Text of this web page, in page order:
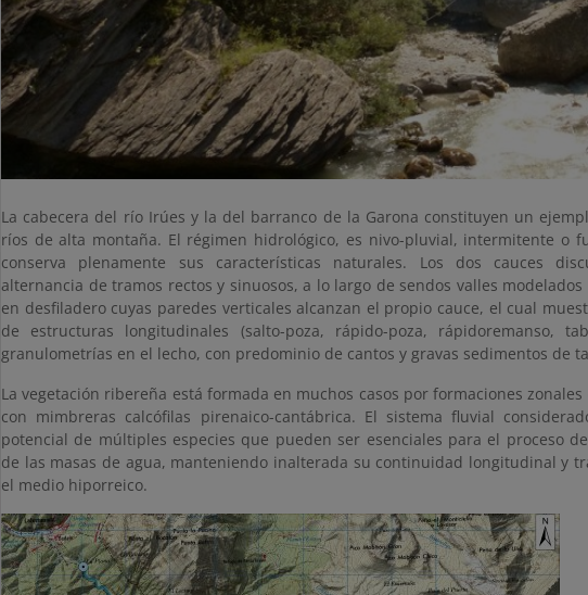
La cabecera del río Irúes y la del barranco de la Garona constituyen un
ríos de alta montaña. El régimen hidrológico, es nivo-pluvial, intermitente o
conserva plenamente sus características naturales. Los dos cauces
alternancia de tramos rectos y sinuosos, a lo largo de sendos valles modelados
en desfiladero cuyas paredes verticales alcanzan el propio cauce, el cual
de estructuras longitudinales (salto-poza, rápido-poza, rápidoremanso,
granulometrías en el lecho, con predominio de cantos y gravas sedimentos de
La vegetación ribereña está formada en muchos casos por formaciones
con mimbreras calcófilas pirenaico-cantábrica. El sistema fluvial
potencial de múltiples especies que pueden ser esenciales para el proceso
de las masas de agua, manteniendo inalterada su continuidad longitudinal y
el medio hiporreico.